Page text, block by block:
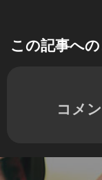
この記事へ
コメ